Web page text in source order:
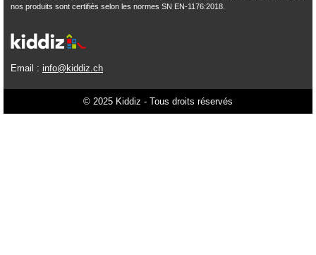
nos produits sont certifiés selon les normes SN EN-1176:2018.
Email : info@kiddiz.ch
© 2025 Kiddiz - Tous droits réservés